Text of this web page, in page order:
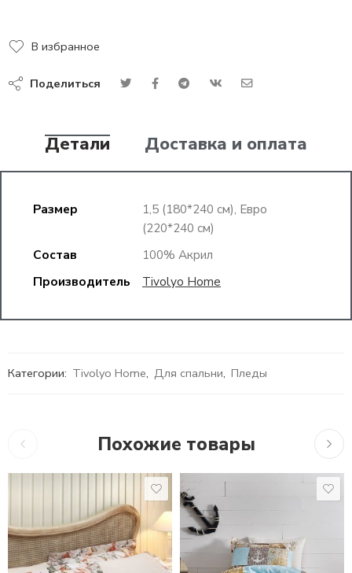
В избранное
Поделиться
Детали Доставка и оплата
Размер
1,5 (180*240 см), Евро
(220*240 см)
Состав
100% Акрил
Производитель
Tivolyo Home
Категории: Tivolyo Home, Для спальни, Пледы
Похожие товары